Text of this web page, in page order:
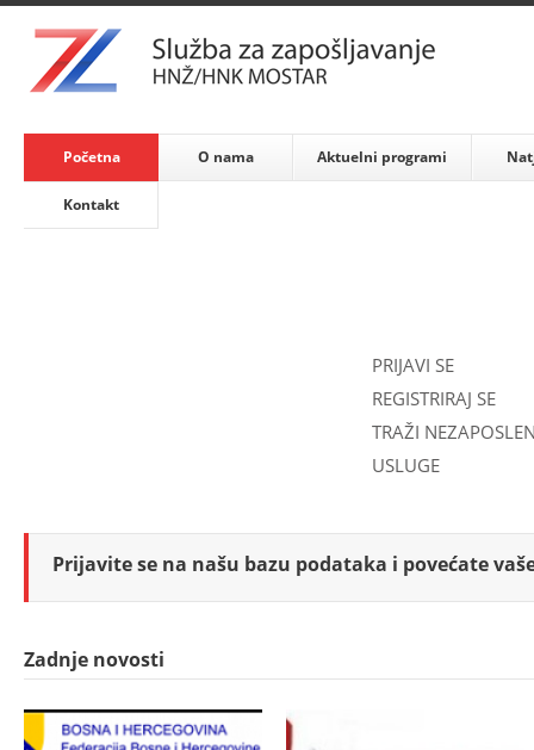
Početna O nama Aktuelni programi
Kontakt
PRIJAVI SE
REGISTRIRAJ SE
TRAŽI
USLUGE
Prijavite se na našu bazu podataka i povećate
Zadnje novosti